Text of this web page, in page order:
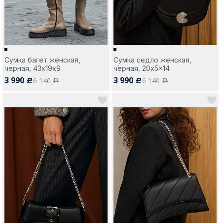
Сумка багет женская,
черная, 43х19х9
3 990 c6 140a
Сумка седло женская,
чёрная, 20x5x14
3 990 c6 140a